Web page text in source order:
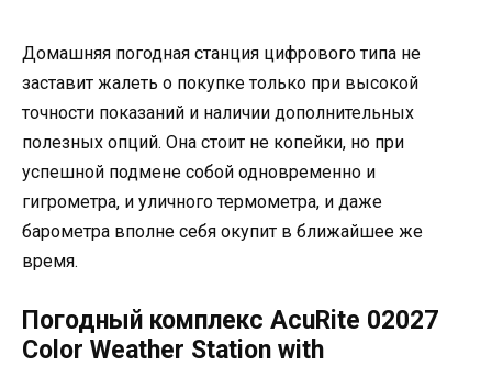
Домашняя погодная станция цифрового типа не
заставит жалеть о покупке только при высокой
точности показаний и наличии дополнительных
полезных опций. Она стоит не копейки, но при
успешной подмене собой одновременно и
гигрометра, и уличного термометра, и даже
барометра вполне себя окупит в ближайшее же
время.
Погодный комплекс AcuRite 02027
Color Weather Station with